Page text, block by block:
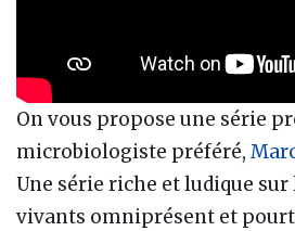
On vous propose une série
microbiologiste préféré,
Une série riche et ludique sur
vivants omniprésent et